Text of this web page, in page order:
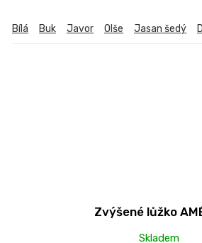
Bílá Buk Javor Olše Jasan šedý
Zvýšené lůžko
Skladem